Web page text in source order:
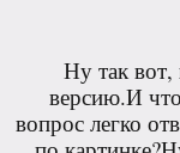
Ну так вот,
версию.И
вопрос легко